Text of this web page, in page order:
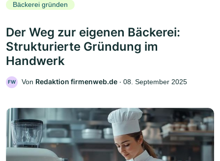
Bäckerei gründen
Der Weg zur eigenen Bäckerei:
Strukturierte Gründung im
Handwerk
FW Von Redaktion firmenweb.de ‧ 08. September 2025